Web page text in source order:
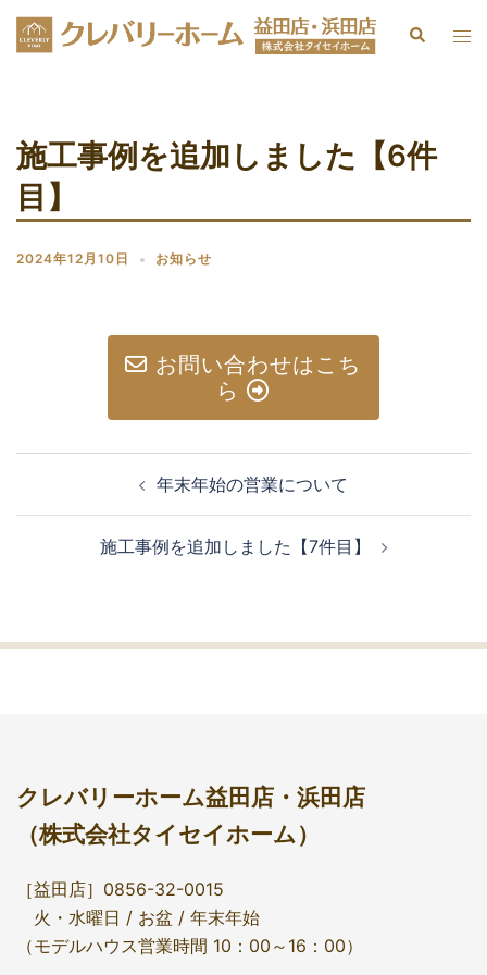
施工事例を追加しました【6件
目】
2024年12月10日 お知らせ
お問い合わせはこち
ら
年末年始の営業について
施工事例を追加しました【7件目】
クレバリーホーム益田店・浜田店
（株式会社タイセイホーム）
［益田店］0856-32-0015
火・水曜日 / お盆 / 年末年始
（モデルハウス営業時間 10：00～16：00）